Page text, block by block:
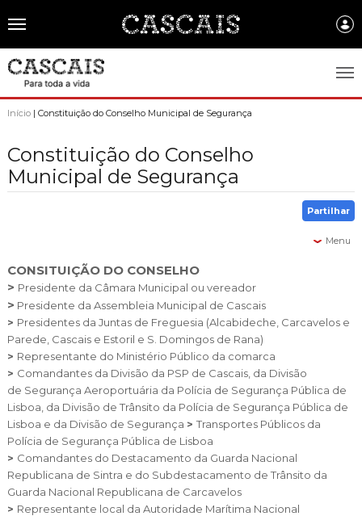
Português
CASCAIS.PT
SOBRE CASCAIS:
Brasão de Cascais
Arquivo Historico
Recursos educativos - história e património
Câmara Municipal
Gestão administrativa e financeira
Projetos Cofinanciados
Transparência Municipal
Planeamento Estratégico
Reabilitação urbana
Urbanismo
Alcabideche
Carcavelos e Parede
Cascais e Estoril
S. Domingos de Rana
EMPRESAS MUNICIPAIS:
Cascais Ambiente
Cascais Dinâmica
Cascais Envolvente
Cascais Próxima
FACTOS E NÚMEROS:
Ambiente & Energia
Economia & Inovação
Governação
Mobilidade
Qualidade de vida
COMUNICAÇÃO:
Jornal C
Agenda do executivo
VIVER
VISITAR
ESTUDAR
TEMPOS LIVRES
Início| Constituição do Conselho Municipal de Segurança
Constituição do Conselho
Municipal de Segurança
Partilhar
CONSITUIÇÃO DO CONSELHO
> Presidente da Câmara Municipal ou vereador
> Presidente da Assembleia Municipal de Cascais
> Presidentes da Juntas de Freguesia (Alcabideche, Carcavelos e
Parede, Cascais e Estoril e S. Domingos de Rana)
> Representante do Ministério Público da comarca
> Comandantes da Divisão da PSP de Cascais, da Divisão
de Segurança Aeroportuária da Polícia de Segurança Pública de
Lisboa, da Divisão de Trânsito da Polícia de Segurança Pública de
Lisboa e da Divisão de Segurança > Transportes Públicos da
Polícia de Segurança Pública de Lisboa
> Comandantes do Destacamento da Guarda Nacional
Republicana de Sintra e do Subdestacamento de Trânsito da
Guarda Nacional Republicana de Carcavelos
> Representante local da Autoridade Marítima Nacional
Menu